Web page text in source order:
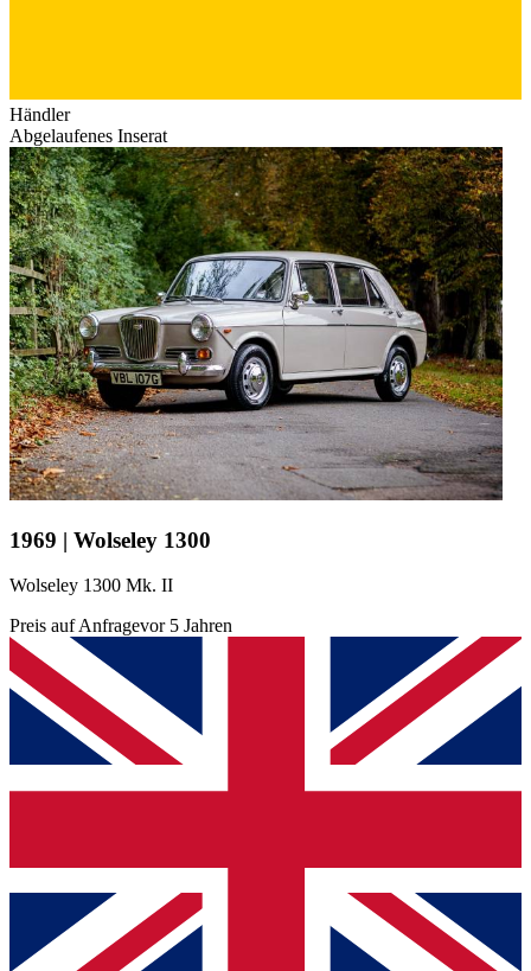
Händler
Abgelaufenes Inserat
1969 | Wolseley 1300
Wolseley 1300 Mk. II
Preis auf Anfragevor 5 Jahren